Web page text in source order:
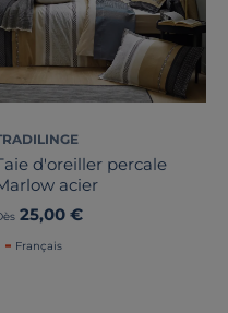
d'oreiller percale
acier
25,00 €
Français